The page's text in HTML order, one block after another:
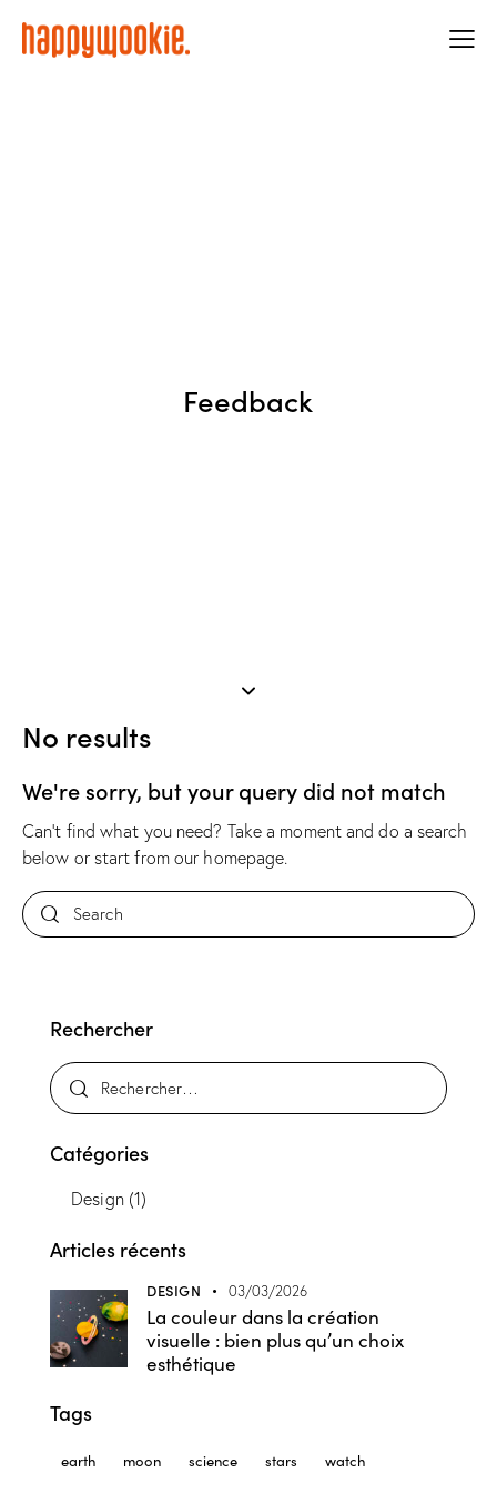
Feedback
No results
We're sorry, but your query did not match
Can't find what you need? Take a moment and do a search
below or start from our homepage.
Rechercher
Catégories
Design(1)
Articles récents
DESIGN 03/03/2026
La couleur dans la création
visuelle : bien plus qu’un choix
esthétique
Tags
earth moon science stars watch